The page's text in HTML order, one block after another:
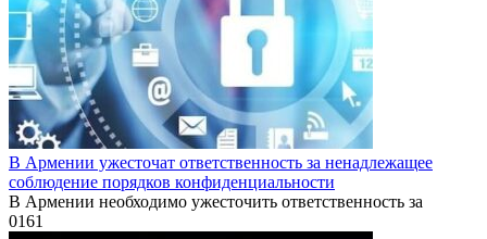
В Армении ужесточат ответственность за ненадлежащее
соблюдение порядков конфиденциальности
В Армении необходимо ужесточить ответственность за
0161